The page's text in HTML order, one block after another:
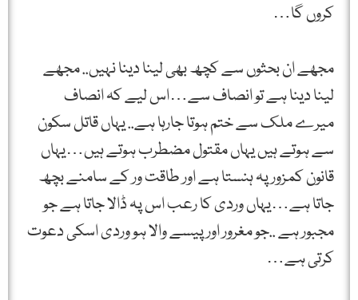
کروں گا…
مجھے ان بحثوں سے کچھ بھی لینا دینا نہیں.. مجھے
لینا دینا ہے تو انصاف سے…اس لیے کہ انصاف
میرے ملک سے ختم ہوتا جارہا ہے.. یہاں قاتل سکون
سے ہوتے ہیں یہاں مقتول مضطرب ہوتے ہیں…یہاں
قانون کمزور پہ ہنستا ہے اور طاقت ور کے سامنے بچھ
جاتا ہے…یہاں وردی کا رعب اس پہ ڈالا جاتا ہے جو
مجبور ہے ..جو مغرور اور پیسے والا ہو وردی اسکی دعوت
کرتی ہے…